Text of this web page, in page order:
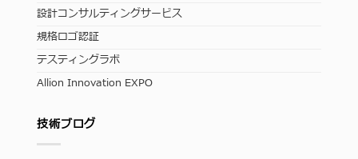
設計コンサルティングサービス
規格ロゴ認証
テスティングラボ
Allion Innovation EXPO
技術ブログ